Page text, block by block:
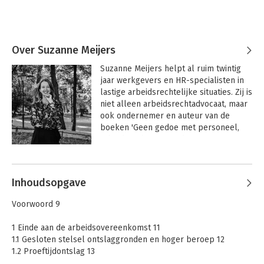
Over Suzanne Meijers
Suzanne Meijers helpt al ruim twintig
jaar werkgevers en HR-specialisten in
lastige arbeidsrechtelijke situaties. Zij is
niet alleen arbeidsrechtadvocaat, maar
ook ondernemer en auteur van de
boeken 'Geen gedoe met personeel,
arbeidsrecht in heldere taal uit en geeft
Diverse media weten Suzanne  ook te
vinden als zij input nodig hebben voor
een item dat  te maken heeft met het
Andere boeken door Suzanne
Meijers
Inhoudsopgave
Voorwoord 9
1 Einde aan de arbeidsovereenkomst 11
1.1 Gesloten stelsel ontslaggronden en hoger beroep 12
1.2 Proeftijdontslag 13